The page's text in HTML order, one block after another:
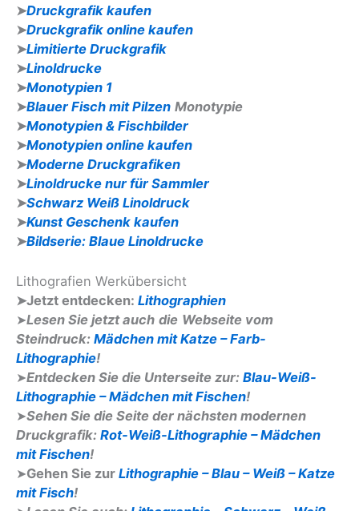
➤Druckgrafik kaufen
➤Druckgrafik online kaufen
➤Limitierte Druckgrafik
➤Linoldrucke
➤Monotypien 1
➤Blauer Fisch mit Pilzen Monotypie
➤Monotypien & Fischbilder
➤Monotypien online kaufen
➤Moderne Druckgrafiken
➤Linoldrucke nur für Sammler
➤Schwarz Weiß Linoldruck
➤Kunst Geschenk kaufen
➤Bildserie: Blaue Linoldrucke
Lithografien Werkübersicht
➤Jetzt entdecken: Lithographien
➤Lesen Sie jetzt auch die Webseite vom
Steindruck: Mädchen mit Katze – Farb-
Lithographie!
➤Entdecken Sie die Unterseite zur: Blau-Weiß-
Lithographie – Mädchen mit Fischen!
➤Sehen Sie die Seite der nächsten modernen
Druckgrafik: Rot-Weiß-Lithographie – Mädchen
mit Fischen!
➤Gehen Sie zur Lithographie – Blau – Weiß – Katze
mit Fisch!